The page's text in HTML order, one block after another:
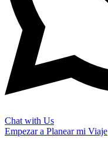
Chat with Us
Empezar a Planear mi Viaje